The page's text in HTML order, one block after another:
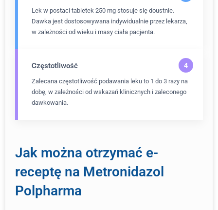
Lek w postaci tabletek 250 mg stosuje się doustnie.
Dawka jest dostosowywana indywidualnie przez lekarza,
w zależności od wieku i masy ciała pacjenta.
Częstotliwość
Zalecana częstotliwość podawania leku to 1 do 3 razy na
dobę, w zależności od wskazań klinicznych i zaleconego
dawkowania.
Jak można otrzymać e-
receptę na Metronidazol
Polpharma